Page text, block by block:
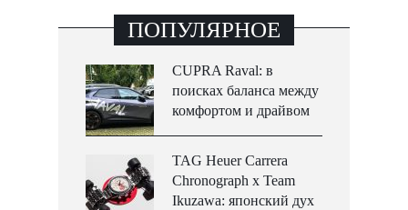
ПОПУЛЯРНОЕ
CUPRA Raval: в
поисках баланса между
комфортом и драйвом
TAG Heuer Carrera
Chronograph x Team
Ikuzawa: японский дух